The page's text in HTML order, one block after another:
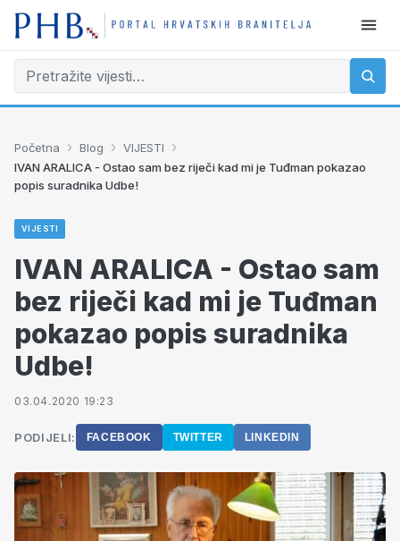
Početna › Blog › VIJESTI ›
IVAN ARALICA - Ostao sam bez riječi kad mi je Tuđman pokazao
popis suradnika Udbe!
VIJESTI
IVAN ARALICA - Ostao sam
bez riječi kad mi je Tuđman
pokazao popis suradnika
Udbe!
03.04.2020 19:23
PODIJELI: FACEBOOK TWITTER LINKEDIN